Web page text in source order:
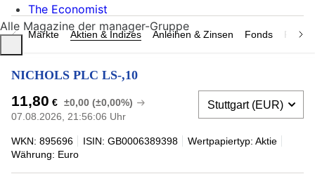
Märkte Aktien & Indizes Anleihen & Zinsen Fonds
NICHOLS PLC LS-,10
11,80 € ±0,00 (±0,00%)
07.08.2026, 21:56:06 Uhr
WKN: 895696 ISIN: GB0006389398
Wertpapiertyp: Aktie
Währung: Euro
The Economist
Alle Magazine der manager-Gruppe